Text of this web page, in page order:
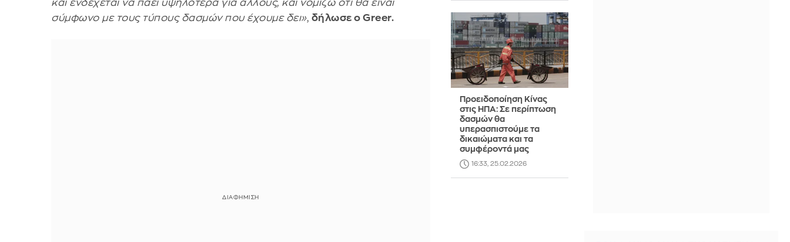
και ενδέχεται να πάει υψηλότερα για άλλους, και νομίζω ότι θα είναι
σύμφωνο με τους τύπους δασμών που έχουμε δει», δήλωσε ο Greer.
Προειδοποίηση Κίνας
στις ΗΠΑ: Σε περίπτωση
δασμών θα
υπερασπιστούμε τα
δικαιώματα και τα
συμφέροντά μας
16:33, 25.02.2026